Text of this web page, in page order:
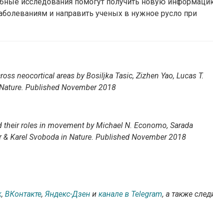
и направить ученых в нужное русло при
neocortical areas by Bosiljka Tasic, Zizhen Yao, Lucas T.
Published November 2018
roles in movement by Michael N. Economo, Sarada
Karel Svoboda in Nature. Published November 2018
, ВКонтакте, Яндекс-Дзен и канале в Telegram, а также